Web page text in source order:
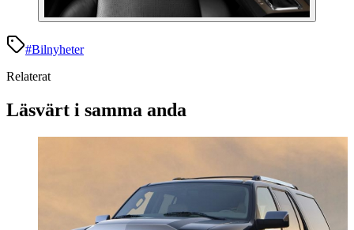
#Bilnyheter
Relaterat
Läsvärt i samma anda